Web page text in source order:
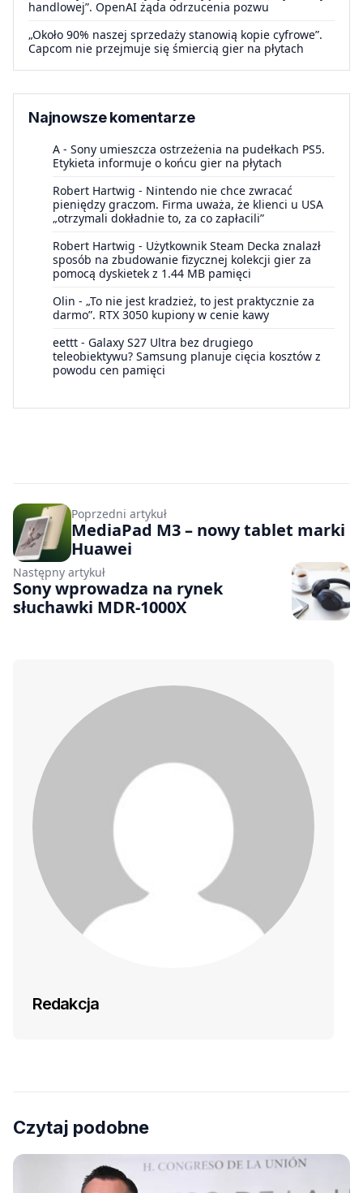
handlowej”. OpenAI żąda odrzucenia pozwu
„Około 90% naszej sprzedaży stanowią kopie cyfrowe”.
Capcom nie przejmuje się śmiercią gier na płytach
Najnowsze komentarze
A - Sony umieszcza ostrzeżenia na pudełkach PS5.
Etykieta informuje o końcu gier na płytach
Robert Hartwig - Nintendo nie chce zwracać
pieniędzy graczom. Firma uważa, że klienci u USA
„otrzymali dokładnie to, za co zapłacili”
Robert Hartwig - Użytkownik Steam Decka znalazł
sposób na zbudowanie fizycznej kolekcji gier za
pomocą dyskietek z 1.44 MB pamięci
Olin - „To nie jest kradzież, to jest praktycznie za
darmo”. RTX 3050 kupiony w cenie kawy
eettt - Galaxy S27 Ultra bez drugiego
teleobiektywu? Samsung planuje cięcia kosztów z
powodu cen pamięci
Poprzedni artykuł
MediaPad M3 – nowy tablet marki
Huawei
Następny artykuł
Sony wprowadza na rynek
słuchawki MDR-1000X
Redakcja
Czytaj podobne